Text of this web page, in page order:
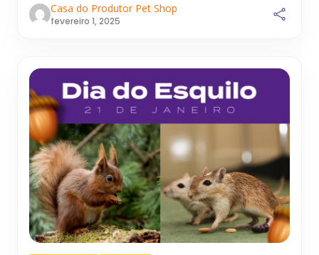
Casa do Produtor Pet Shop
fevereiro 1, 2025